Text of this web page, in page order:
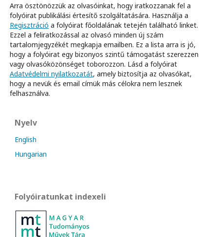
Arra ösztönözzük az olvasóinkat, hogy iratkozzanak fel a
folyóirat publikálási értesítő szolgáltatására. Használja a
Regisztráció a folyóirat főoldalának tetején található linket.
Ezzel a feliratkozással az olvasó minden új szám
tartalomjegyzékét megkapja emailben. Ez a lista arra is jó,
hogy a folyóirat egy bizonyos szintű támogatást szerezzen
vagy olvasóközönséget toborozzon. Lásd a folyóirat
Adatvédelmi nyilatkozatát, amely biztosítja az olvasókat,
hogy a nevük és email címük más célokra nem lesznek
felhasználva.
Nyelv
English
Hungarian
Folyóiratunkat indexeli